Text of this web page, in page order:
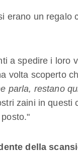
erano un regalo
a spedire i loro
volta scoperto
parla, restano
zaini in
della